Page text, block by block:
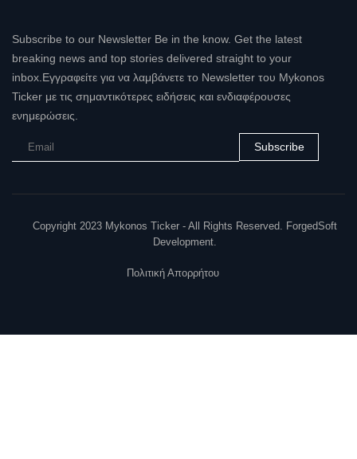
Subscribe to our Newsletter Be in the know. Get the latest
breaking news and top stories delivered straight to your
inbox.Εγγραφείτε για να λαμβάνετε το Newsletter του Mykonos
Ticker με τις σημαντικότερες ειδήσεις και ενδιαφέρουσες
ενημερώσεις.
Subscribe
Copyright 2023 Mykonos Ticker - All Rights Reserved. ForgedSoft
Development.
Πολιτική Απορρήτου